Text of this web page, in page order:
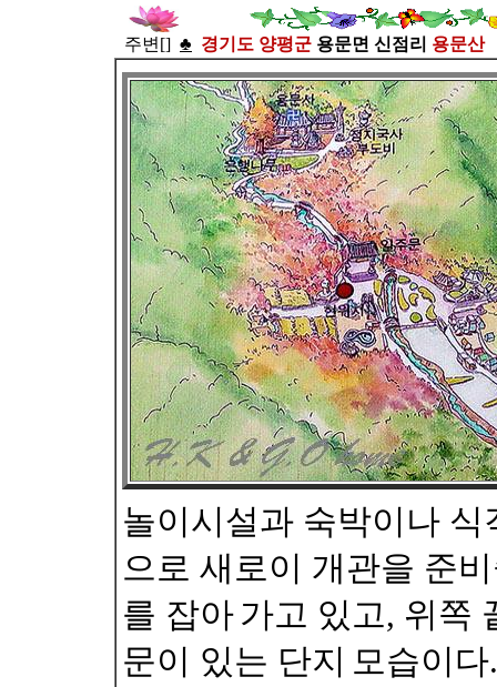
주변[] ♣ 경기도 양평군 용문면 신점리 용문산
놀이시설과 숙박이나 식
으로 새로이 개관을 준
를 잡아 가고 있고, 위쪽
문이 있는 단지 모습이